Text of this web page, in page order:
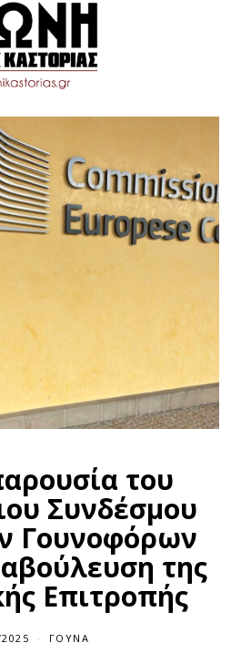
του
Συνδέσμου
Γουνοφόρων
της
Επιτροπής
ΓΟΎΝΑ